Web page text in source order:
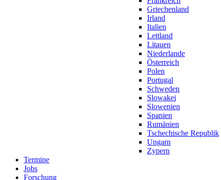
Griechenland
Irland
Italien
Lettland
Litauen
Niederlande
Österreich
Polen
Portugal
Schweden
Slowakei
Slowenien
Spanien
Rumänien
Tschechische Republik
Ungarn
Zypern
Termine
Jobs
Forschung